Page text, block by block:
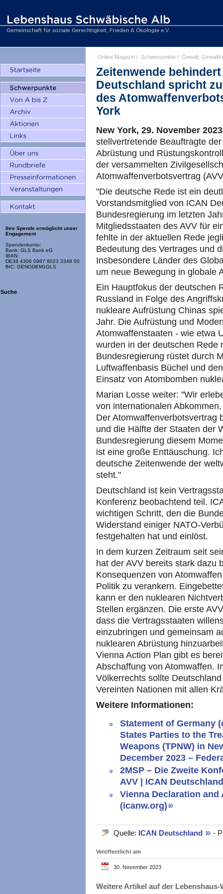
Ihre Spende ermöglicht unser
Engagement
Spendenkonto:
Bank: GLS Bank eG
IBAN:
DE36 4306 0967 8023 3348 00
BIC: GENODEM1GLS
Suche
Online Magazin / Schwerpunkte / Gewalt,
Zeitenwende
Deutschland spricht
des
York
New York, 29. November
stellvertretende Beauftragte
Abrüstung und
der versammelten
Atomwaffenverbotsvertrag
"Die deutsche Rede ist ein
Vorstandsmitglied von ICAN
Bundesregierung im letzten
Mitgliedsstaaten des AVV für
fehlte in der aktuellen Rede
Bedeutung des Vertrages und
Insbesondere Länder des
um neue Bewegung in globale
Ein Hauptfokus der deutschen
Russland in Folge des
nukleare Aufrüstung Chinas
Jahr. Die Aufrüstung und
Atomwaffenstaaten - wie etwa
wurden in der deutschen Rede
Bundesregierung rüstet durch
Luftwaffenbasis Büchel und
Einsatz von Atombomben
Marian Losse weiter: "Wir
von internationalen
Der Atomwaffenverbotsvertrag
und die Hälfte der Staaten der
Bundesregierung diesem
ist eine große Enttäuschung.
deutsche Zeitenwende der
steht."
Deutschland ist kein
Konferenz beobachtend teil.
wichtigen Schritt, den die
Widerstand einiger NATO-
festgehalten hat und einlöst.
In dem kurzen Zeitraum seit
hat der AVV bereits stark dazu
Konsequenzen von
Politik zu verankern.
kann er den nuklearen
Stellen ergänzen. Die erste
dass die Vertragsstaaten
einzubringen und gemeinsam
nuklearen Abrüstung
Vienna Action Plan gibt es
Abschaffung von Atomwaffen.
Völkerrechts sollte
Vereinten Nationen mit allen
Weitere Informationen:
Statement of Germany
States Parties to the
Weapons (TPNW) in
December 2023 –
2MSP – Die Zweite
AVV | ICAN
Vienna Declaration and
(icanw.org)
Quelle: ICAN Deutschland -
Veröffentlicht am
30. November 2023
Weitere Artikel auf der